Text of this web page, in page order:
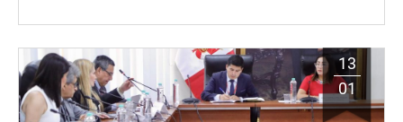
13
01